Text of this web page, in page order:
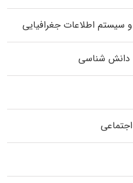
اطلاعات جغرافیایی
دانش شناسی